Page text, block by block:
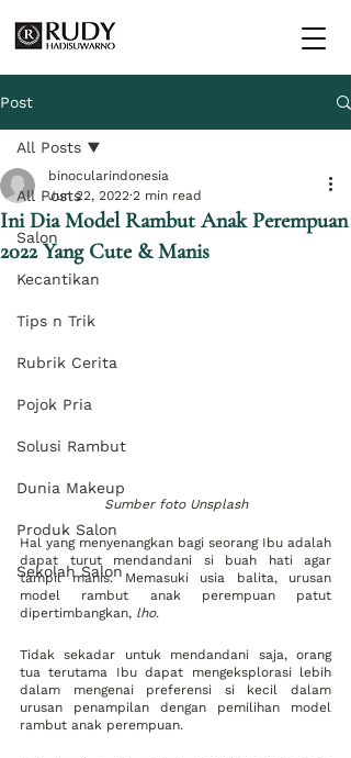
Post
All Posts
Salon
Kecantikan
Tips n Trik
Rubrik Cerita
Pojok Pria
Solusi Rambut
Dunia Makeup
Produk Salon
Sekolah Salon
All Posts
Ini Dia Model Rambut Anak Perempuan
2022 Yang Cute & Manis
binocularindonesia
Jun 22, 2022 2 min read
Sumber foto Unsplash
Hal yang menyenangkan bagi seorang Ibu adalah
dapat turut mendandani si buah hati agar
tampil manis. Memasuki usia balita, urusan
model rambut anak perempuan patut
dipertimbangkan, lho.
Tidak sekadar untuk mendandani saja, orang
tua terutama Ibu dapat mengeksplorasi lebih
dalam mengenai preferensi si kecil dalam
urusan penampilan dengan pemilihan model
rambut anak perempuan.